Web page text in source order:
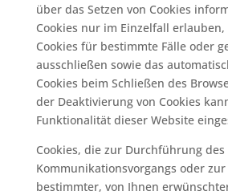
über das Setzen von Cookies
Cookies nur im Einzelfall
Cookies für bestimmte Fälle oder
ausschließen sowie das
Cookies beim Schließen des
der Deaktivierung von Cookies
Funktionalität dieser Website
Cookies, die zur Durchführung
Kommunikationsvorgangs oder
bestimmter, von Ihnen